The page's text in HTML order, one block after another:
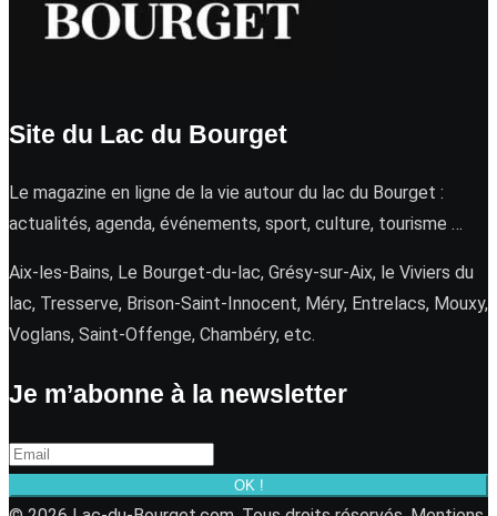
Site du Lac du Bourget
Le magazine en ligne de la vie autour du lac du Bourget :
actualités, agenda, événements, sport, culture, tourisme …
Aix-les-Bains, Le Bourget-du-lac, Grésy-sur-Aix, le Viviers du
lac, Tresserve, Brison-Saint-Innocent, Méry, Entrelacs, Mouxy,
Voglans, Saint-Offenge, Chambéry, etc.
Je m’abonne à la newsletter
OK !